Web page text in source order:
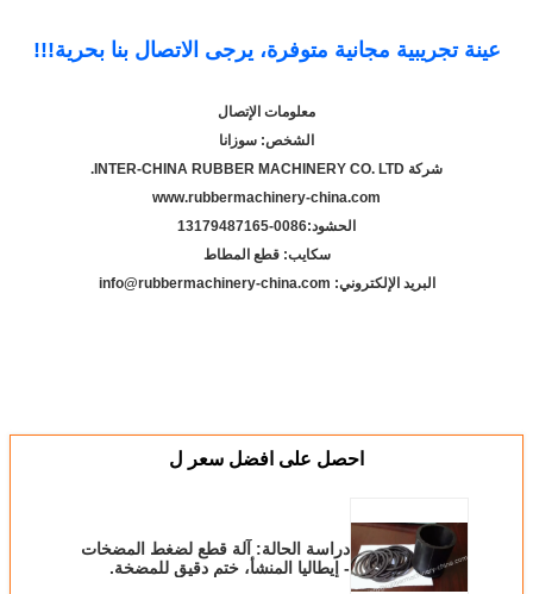
عينة تجريبية مجانية متوفرة، يرجى الاتصال بنا بحرية!!!
معلومات الإتصال
الشخص: سوزانا
شركة INTER-CHINA RUBBER MACHINERY CO. LTD.
www.rubbermachinery-china.com
الحشود:
0086-13179487165
سكايب: قطع المطاط
البريد الإلكتروني: info@rubbermachinery-china.com
احصل على افضل سعر ل
دراسة الحالة: آلة قطع لضغط المضخات
- إيطاليا المنشأ، ختم دقيق للمضخة.